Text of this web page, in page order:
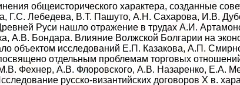
общеисторического хаpaктера, созданные
Г.С. Лебедева, В.Т. Пашуто, А.Н. Сахарова, И.В.
Руси нашло отражение в трудах А.И.
А.В. Бондара. Влияние Волжской Болгарии на
объектом исследований Е.П. Казакова, А.П.
отдельным проблемам торговых
Фехнер, А.В. Флоровского, А.В. Назаренко, Е.А.
русско-византийских договоров X в.